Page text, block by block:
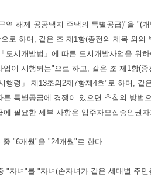
역 해제 공공택지 주택의 특별공급)"을 "(
로 하며, 같은 조 제1항(종전의 제목 외
도시개발법」에 따른 도시개발사업을 위
업이 시행되는"으로 하고, 같은 조 제1항(
행령」 제13조의2제7항제4호"로 하며,
특별공급에 경쟁이 있으면 추첨의 방법
필요한 세부 사항은 입주자모집승인권
"6개월"을 "24개월"로 한다.
"자녀"를 "자녀(손자녀가 같은 세대별 주